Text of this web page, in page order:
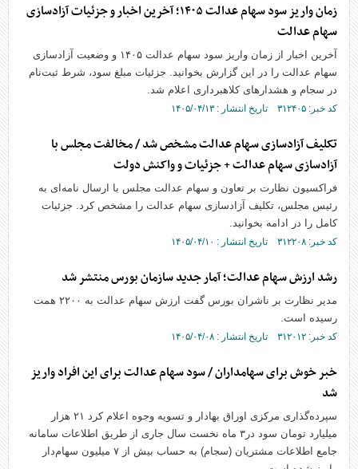
زمان واریز سود سهام عدالت ۱۴۰۵؛ آخرین اخبار و جزئیات آزادسازی
سهام عدالت
آخرین اخبار از زمان واریز سود سهام عدالت ۱۴۰۵ و وضعیت آزادسازی
سهام عدالت را در این گزارش بخوانید. جزئیات مبلغ سود، شرط ثبت‌نام
در سجام و هشدار‌های کلاهبرداری اعلام شد.
کد خبر: ۳۱۲۴۰۵ تاریخ انتشار : ۱۴۰۵/۰۴/۱۳
تکلیف آزادسازی سهام عدالت مشخص شد / مخالفت مجلس با
آزادسازی سهام عدالت + جزئیات و واکنش دولت
فراکسیون نظارت بر تعاون و سهام عدالت مجلس با ارسال نامه‌ای به
رئیس مجلس، تکلیف آزادسازی سهام عدالت را مشخص کرد. جزئیات
کامل را در ادامه بخوانید.
کد خبر: ۳۱۲۲۰۸ تاریخ انتشار : ۱۴۰۵/۰۴/۱۰
رشد ارزش سهام عدالت؛ آمار جدید سازمان بورس منتشر شد
مدیر نظارت بر ناشران بورس گفت ارزش سهام عدالت به ۲۲۰۰ همت
رسیده است.
کد خبر: ۳۱۲۰۱۲ تاریخ انتشار : ۱۴۰۵/۰۴/۰۸
خبر خوش برای سهامداران / سود سهام عدالت برای این افراد واریز
شد
سپرده‌گذاری مرکزی اوراق بهادار و تسویه وجوه اعلام کرد ۲۱ هزار
میلیارد تومان سود در۳ ماه نخست سال جاری از طریق اطلاعات سامانه‌
جامع اطلاعات مشتریان (سجام) به حساب بیش از ۷ میلیون سهام‌دار